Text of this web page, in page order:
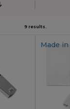
9 results.
Made in